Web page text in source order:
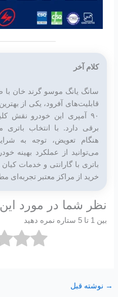
کلام آخر
سانگ یانگ موسو گرند خان با
قابلیت‌های آفرود، یکی از
۹۰ آمپری این خودرو نقش
برقی دارد. با انتخاب
هنگام تعویض، توجه به
می‌توانید از عملکرد بهینه
باتری با گارانتی و خدمات
خرید از مراکز معتبر تجربه‌ای
نظر شما در مورد
بین 1 تا 5 ستاره نمره دهید
→ نوشته قبل